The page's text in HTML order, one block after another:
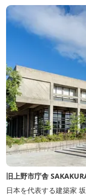
旧上野市庁舎
日本を代表する建築家